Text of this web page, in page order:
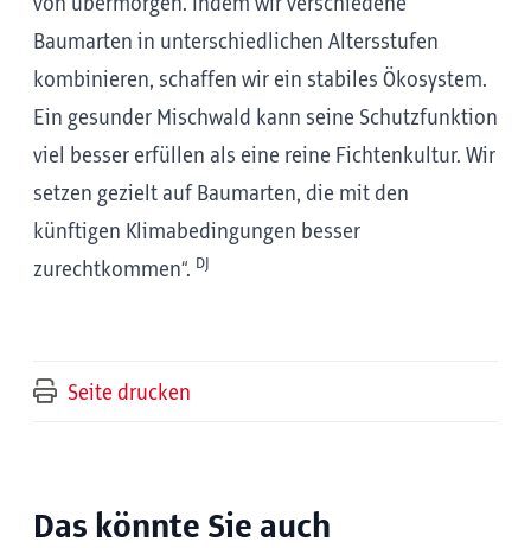
von übermorgen. Indem wir verschiedene
Baumarten in unterschiedlichen Altersstufen
kombinieren, schaffen wir ein stabiles Ökosystem.
Ein gesunder Mischwald kann seine Schutzfunktion
viel besser erfüllen als eine reine Fichtenkultur. Wir
setzen gezielt auf Baumarten, die mit den
künftigen Klimabedingungen besser
zurechtkommen“. DJ
Seite drucken
Das könnte Sie auch